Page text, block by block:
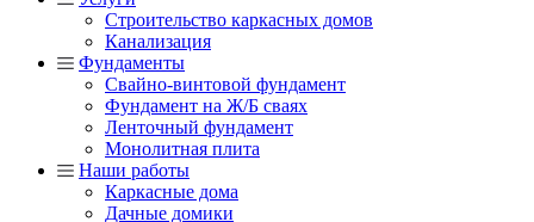
Строительство каркасных домов
Канализация
Фундаменты
Свайно-винтовой фундамент
Фундамент на Ж/Б сваях
Ленточный фундамент
Монолитная плита
Наши работы
Каркасные дома
Дачные домики